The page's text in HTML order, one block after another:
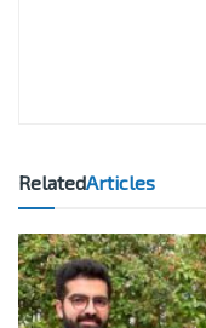
RelatedArticles